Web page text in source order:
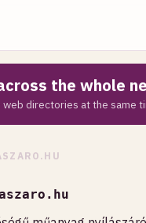
the whole
directories at the same